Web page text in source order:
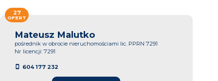
Mateusz Malutko
pośrednik w obrocie nieruchomościami lic. PPRN 7291
Nr licencji: 7291
604 177 232
27
OFERT